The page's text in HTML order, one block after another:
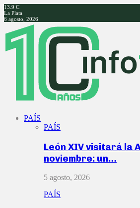
13.9 C
La Plata
6 agosto, 2026
Facebook
Twitter
Instagram
Youtube
PAÍS
PAÍS
León XIV visitará la
noviembre: un…
5 agosto, 2026
PAÍS